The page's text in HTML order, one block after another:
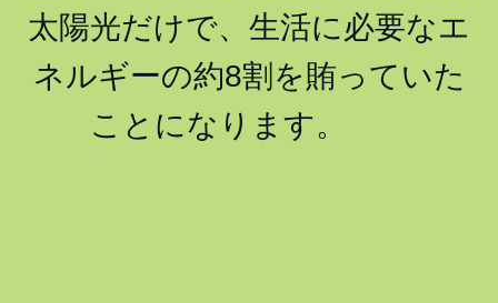
太陽光だけで、生活に必要なエ
ネルギーの約8割を賄っていた
ことになります。